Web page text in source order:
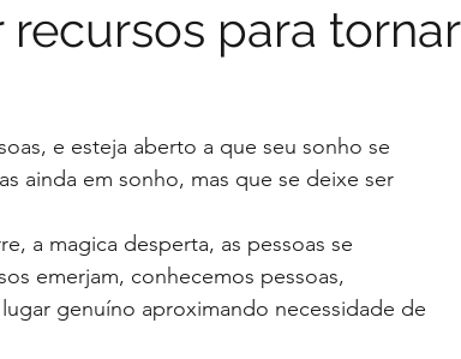
para tornar
e esteja aberto a que seu sonho se
ainda em sonho, mas que se deixe ser
a magica desperta, as pessoas se
emerjam, conhecemos pessoas,
genuíno aproximando necessidade de